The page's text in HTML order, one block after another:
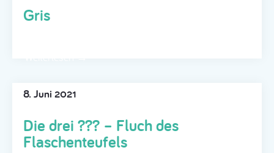
Gris
8. Juni 2021
Die drei ??? – Fluch des
Flaschenteufels